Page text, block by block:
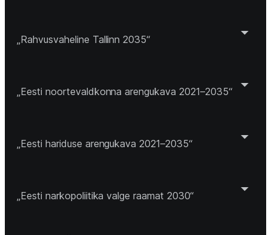
„Rahvusvaheline Tallinn 2035“
„Eesti noortevaldkonna arengukava 2021–2035“
„Eesti hariduse arengukava 2021–2035“
„Eesti narkopoliitika valge raamat 2030“